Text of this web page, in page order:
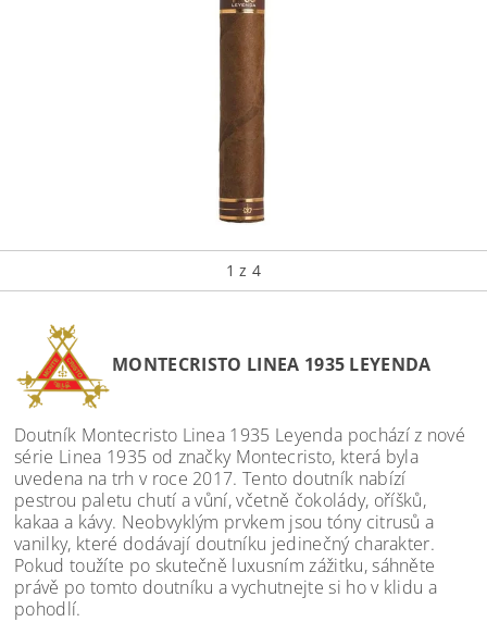
1 z 4
MONTECRISTO LINEA 1935 LEYENDA
Doutník Montecristo Linea 1935 Leyenda pochází z nové
série Linea 1935 od značky Montecristo, která byla
uvedena na trh v roce 2017. Tento doutník nabízí
pestrou paletu chutí a vůní, včetně čokolády, oříšků,
kakaa a kávy. Neobvyklým prvkem jsou tóny citrusů a
vanilky, které dodávají doutníku jedinečný charakter.
Pokud toužíte po skutečně luxusním zážitku, sáhněte
právě po tomto doutníku a vychutnejte si ho v klidu a
pohodlí.